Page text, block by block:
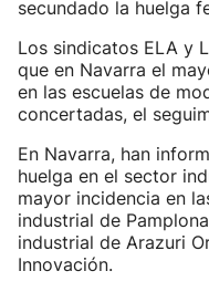
secundado la huelga
Los sindicatos ELA y
que en Navarra el
en las escuelas de
concertadas, el
En Navarra, han
huelga en el sector
mayor incidencia en
industrial de
industrial de Arazuri
Innovación.